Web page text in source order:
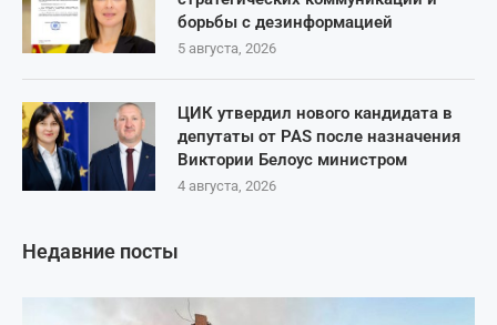
борьбы с дезинформацией
5 августа, 2026
ЦИК утвердил нового кандидата в
депутаты от PAS после назначения
Виктории Белоус министром
4 августа, 2026
Недавние посты